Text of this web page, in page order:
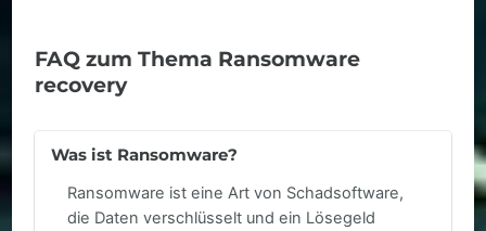
FAQ zum Thema Ransomware
recovery
Was ist Ransomware?
Ransomware ist eine Art von Schadsoftware,
die Daten verschlüsselt und ein Lösegeld